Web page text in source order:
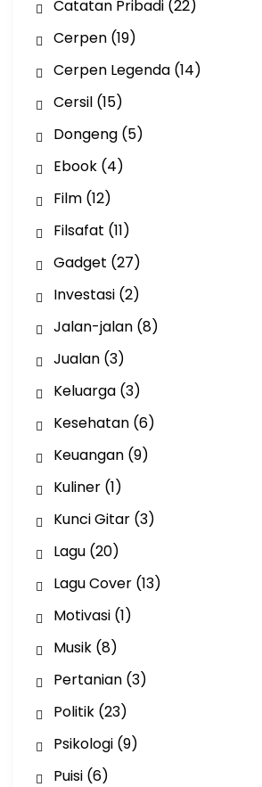
Catatan Pribadi(22)
Cerpen(19)
Cerpen Legenda(14)
Cersil(15)
Dongeng(5)
Ebook(4)
Film(12)
Filsafat (11)
Gadget (27)
Investasi(2)
Jalan-jalan(8)
Jualan(3)
Keluarga(3)
Kesehatan(6)
Keuangan(9)
Kuliner(1)
Kunci Gitar(3)
Lagu(20)
Lagu Cover(13)
Motivasi(1)
Musik(8)
Pertanian(3)
Politik(23)
Psikologi(9)
Puisi(6)